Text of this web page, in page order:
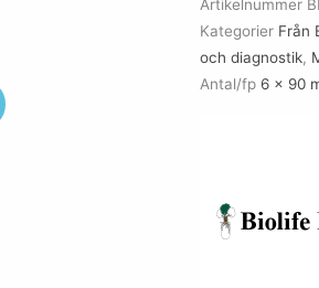
90
mL
mängd
Artikelnummer
Kategorier Från
och diagnostik,
Antal/fp 6 x 90